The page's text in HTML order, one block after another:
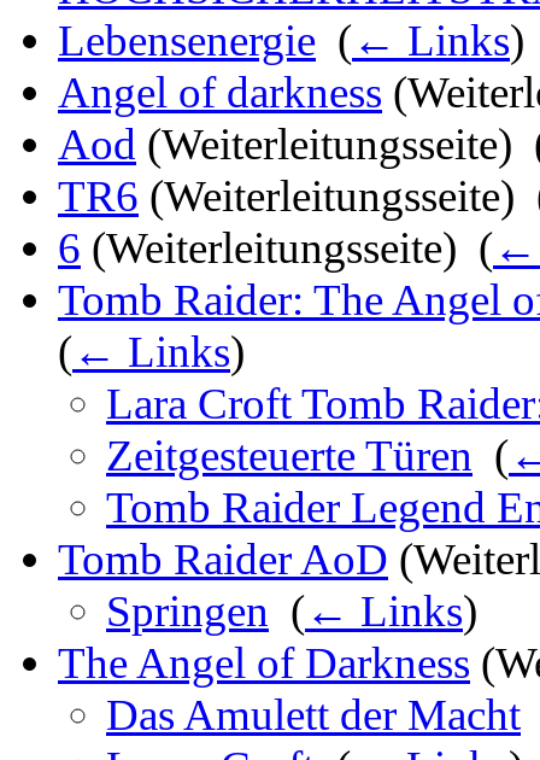
Lebensenergie (← Links)
Angel of darkness
Aod (Weiterleitungsseite) ‎
TR6 (Weiterleitungsseite) ‎
6 (Weiterleitungsseite) ‎ (←
Tomb Raider: The Angel
(← Links)
Lara Croft Tomb
Zeitgesteuerte Türen (
Tomb Raider Legend
Tomb Raider AoD
Springen (← Links)
The Angel of Darkness
Das Amulett der Macht